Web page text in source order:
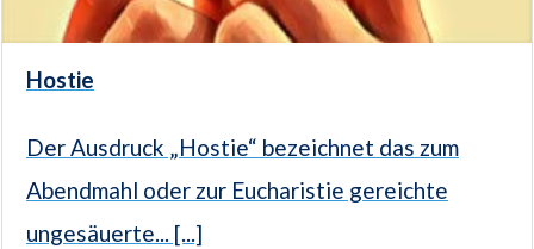
Hostie
Der Ausdruck „Hostie“ bezeichnet das zum
Abendmahl oder zur Eucharistie gereichte
ungesäuerte... [...]